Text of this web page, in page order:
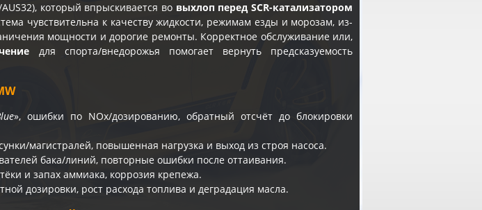
который впрыскивается во выхлоп перед SCR-катализатором
чувствительна к качеству жидкости, режимам езды и морозам, из-
мощности и дорогие ремонты. Корректное обслуживание или,
для спорта/внедорожья помогает вернуть предсказуемость
», ошибки по NOx/дозированию, обратный отсчёт до блокировки
магистралей, повышенная нагрузка и выход из строя насоса.
бака/линий, повторные ошибки после оттаивания.
и запах аммиака, коррозия крепежа.
дозировки, рост расхода топлива и деградация масла.